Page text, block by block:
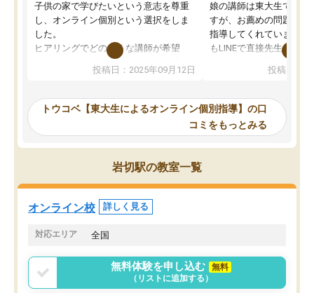
子供の家で学びたいという意志を尊重
し、オンライン個別という選択をしま
した。
ヒアリングでどのような講師が希望
か、オプションは付帯するかなど選ぶ
事が出来ました。
ーティングを行い、その講師で良いか
見てから講師を決定する事ができま
す。
うちの子は、初回面談の講師の方で決
オンラインツールを使用した単語帳の
共有があり宿題もそちらで出される形
でした。
言う事で講師変更の申し出があり、あ
まりに短期での変更だった為、塾に通
う事にして退会しました。遅れも取り
投稿日：2025年09月12日
娘の講師は東大生では無
すが、お薦めの問題集や
指導してくれています。
もLINEで直接先生に質問
めれるので、個人に合
いなのがあり(有料)、受
ことをどんなスケジュー
くか相談したのですが、
ち期待したものではなく
くなってきたようなので
投稿日：
トウコベ【東大生によるオンライン個別指導】の口
コミをもっとみる
岩切駅の教室一覧
オンライン校 詳しく見る
対応エリア 全国
無料体験を申し込む
無料
（リストに追加する）